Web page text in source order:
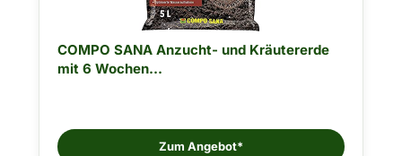
COMPO SANA Anzucht- und Kräutererde
mit 6 Wochen...
Zum Angebot*